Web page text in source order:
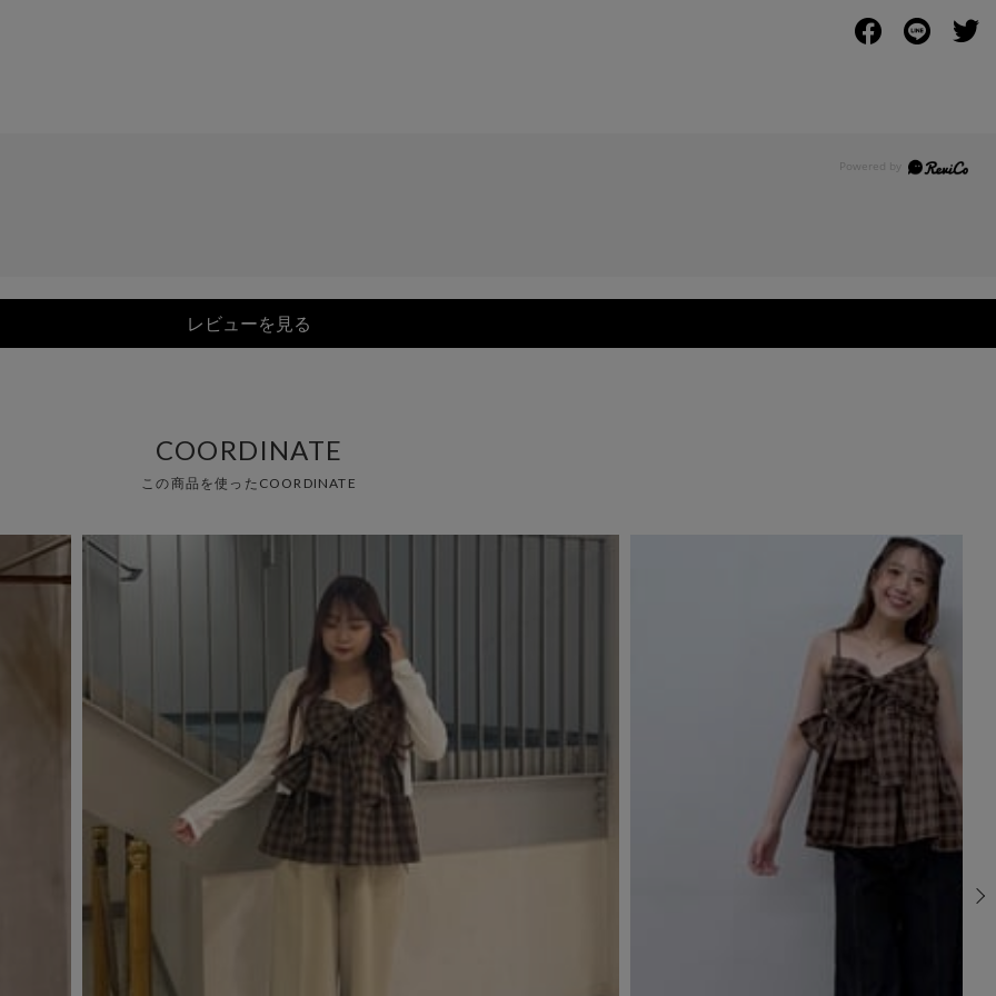
レビューを見る
COORDINATE
この商品を使ったCOORDINATE